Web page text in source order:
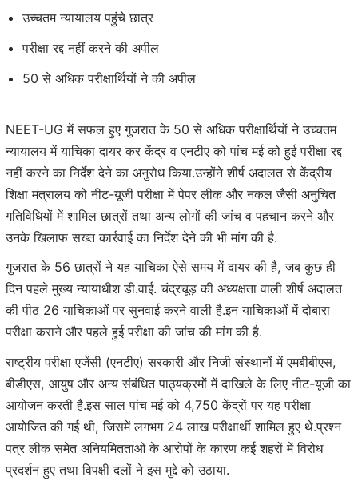
उच्चतम न्यायालय पहुंचे छात्र
परीक्षा रद्द नहीं करने की अपील
50 से अधिक परीक्षार्थियों ने की अपील
NEET-UG में सफल हुए गुजरात के 50 से अधिक परीक्षार्थियों ने उच्चतम
न्यायालय में याचिका दायर कर केंद्र व एनटीए को पांच मई को हुई परीक्षा रद्द
नहीं करने का निर्देश देने का अनुरोध किया.उन्होंने शीर्ष अदालत से केंद्रीय
शिक्षा मंत्रालय को नीट-यूजी परीक्षा में पेपर लीक और नकल जैसी अनुचित
गतिविधियों में शामिल छात्रों तथा अन्य लोगों की जांच व पहचान करने और
उनके खिलाफ सख्त कार्रवाई का निर्देश देने की भी मांग की है.
गुजरात के 56 छात्रों ने यह याचिका ऐसे समय में दायर की है, जब कुछ ही
दिन पहले मुख्य न्यायाधीश डी.वाई. चंद्रचूड़ की अध्यक्षता वाली शीर्ष अदालत
की पीठ 26 याचिकाओं पर सुनवाई करने वाली है.इन याचिकाओं में दोबारा
परीक्षा कराने और पहले हुई परीक्षा की जांच की मांग की है.
राष्ट्रीय परीक्षा एजेंसी (एनटीए) सरकारी और निजी संस्थानों में एमबीबीएस,
बीडीएस, आयुष और अन्य संबंधित पाठ्यक्रमों में दाखिले के लिए नीट-यूजी का
आयोजन करती है.इस साल पांच मई को 4,750 केंद्रों पर यह परीक्षा
आयोजित की गई थी, जिसमें लगभग 24 लाख परीक्षार्थी शामिल हुए थे.प्रश्न
पत्र लीक समेत अनियमितताओं के आरोपों के कारण कई शहरों में विरोध
प्रदर्शन हुए तथा विपक्षी दलों ने इस मुद्दे को उठाया.